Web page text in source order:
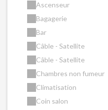
Ascenseur
Bagagerie
Bar
Câble - Satellite
Câble - Satellite
Chambres non fumeur
Climatisation
Coin salon